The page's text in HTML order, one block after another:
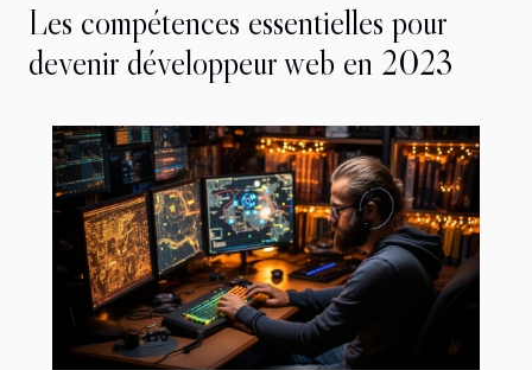
Les compétences essentielles pour
devenir développeur web en 2023